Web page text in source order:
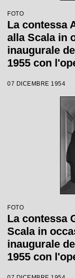
FOTO
La contessa
alla Scala in
inaugurale
1955 con
Votto, con la
07 DICEMBRE 1954
FOTO
La contessa
Scala in
inaugurale
1955 con